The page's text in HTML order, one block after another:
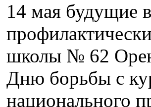
14 мая будущие
школы № 62
Дню борьбы с
национального